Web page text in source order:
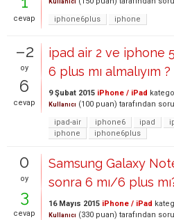
cevap
Kullanıcı
iphone6plus
iphone
–2
oy
6
cevap
ipad air 2 ve iphone
6 plus mı almalıyım ?
9 Şubat 2015 iPhone / iPad
Kullanıcı (100 puan) tarafından
ipad-air
iphone6 ipad
iphone
iphone6plus
0
oy
3
cevap
Samsung Galaxy
sonra 6 mı/6 plus
16 Mayıs 2015 iPhone / iPad
Kullanıcı (330 puan) tarafından